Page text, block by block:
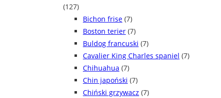
(127)
Bichon frise (7)
Boston terier (7)
Buldog francuski (7)
Cavalier King Charles spaniel (7)
Chihuahua (7)
Chin japoński (7)
Chiński grzywacz (7)